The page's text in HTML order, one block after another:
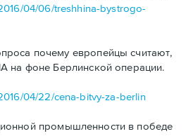
04/06/treshhina-bystrogo-
почему европейцы считают,
на фоне Берлинской операции.
04/22/cena-bitvy-za-berlin
промышленности в победе